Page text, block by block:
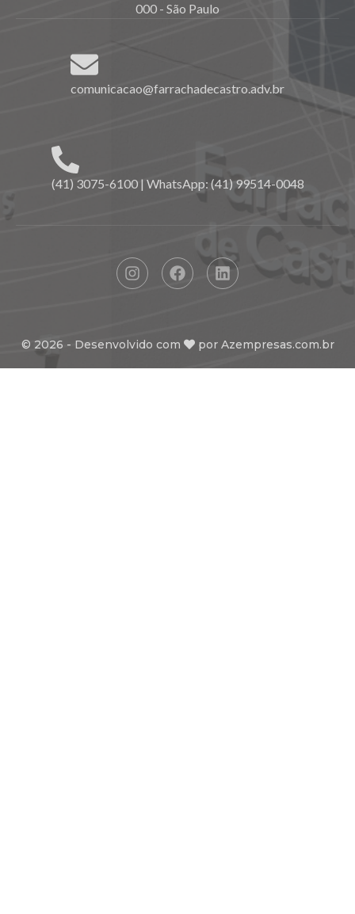
000 - São Paulo
comunicacao@farrachadecastro.adv.br
(41) 3075-6100 | WhatsApp: (41) 99514-0048
© 2026 - Desenvolvido com por Azempresas.com.br